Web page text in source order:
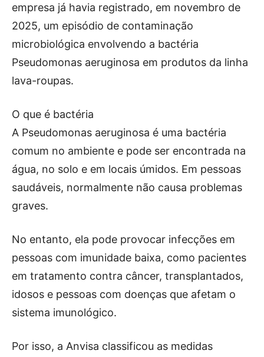
empresa já havia registrado, em novembro de
2025, um episódio de contaminação
microbiológica envolvendo a bactéria
Pseudomonas aeruginosa em produtos da linha
lava-roupas.
O que é bactéria
A Pseudomonas aeruginosa é uma bactéria
comum no ambiente e pode ser encontrada na
água, no solo e em locais úmidos. Em pessoas
saudáveis, normalmente não causa problemas
graves.
No entanto, ela pode provocar infecções em
pessoas com imunidade baixa, como pacientes
em tratamento contra câncer, transplantados,
idosos e pessoas com doenças que afetam o
sistema imunológico.
Por isso, a Anvisa classificou as medidas